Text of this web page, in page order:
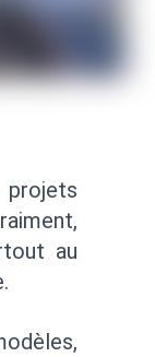
au